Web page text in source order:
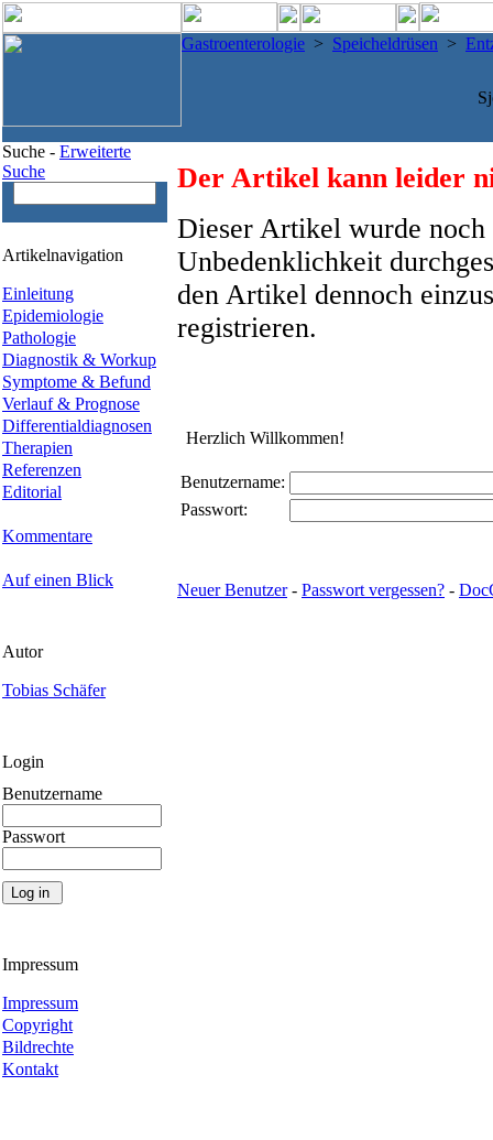
Gastroenterologie > Speicheldrüsen >
Suche - Erweiterte
Suche
Artikelnavigation
Einleitung
Epidemiologie
Pathologie
Diagnostik & Workup
Symptome & Befund
Verlauf & Prognose
Differentialdiagnosen
Therapien
Referenzen
Editorial
Kommentare
Auf einen Blick
Autor
Tobias Schäfer
Login
Benutzername
Passwort
Impressum
Impressum
Copyright
Bildrechte
Kontakt
Der Artikel kann leider
Dieser Artikel wurde
Unbedenklichkeit
den Artikel dennoch
registrieren.
Herzlich Willkommen!
Benutzername:
Passwort:
Neuer Benutzer- Passwort vergessen? -